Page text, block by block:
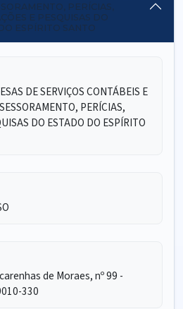
PERÍCIAS,
E PESQUISAS DO
ESPÍRITO SANTO
DE SERVIÇOS CONTÁBEIS E
PERÍCIAS,
DO ESTADO DO ESPÍRITO
de Moraes, nº 99 -
330